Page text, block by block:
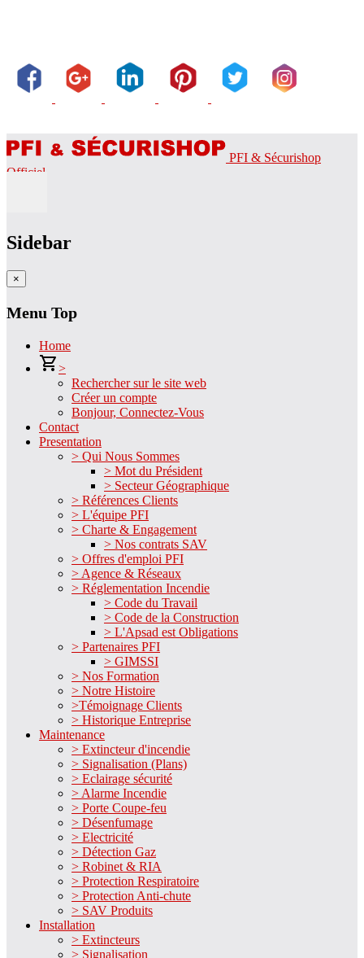
PFI & Sécurishop
Officiel
Sidebar
×
Menu Top
Home
>
Rechercher sur le site web
Créer un compte
Bonjour, Connectez-Vous
Contact
Presentation
> Qui Nous Sommes
> Mot du Président
> Secteur Géographique
> Références Clients
> L'équipe PFI
> Charte & Engagement
> Nos contrats SAV
> Offres d'emploi PFI
> Agence & Réseaux
> Réglementation Incendie
> Code du Travail
> Code de la Construction
> L'Apsad est Obligations
> Partenaires PFI
> GIMSSI
> Nos Formation
> Notre Histoire
>Témoignage Clients
> Historique Entreprise
Maintenance
> Extincteur d'incendie
> Signalisation (Plans)
> Eclairage sécurité
> Alarme Incendie
> Porte Coupe-feu
> Désenfumage
> Electricité
> Détection Gaz
> Robinet & RIA
> Protection Respiratoire
> Protection Anti-chute
> SAV Produits
Installation
> Extincteurs
> Signalisation